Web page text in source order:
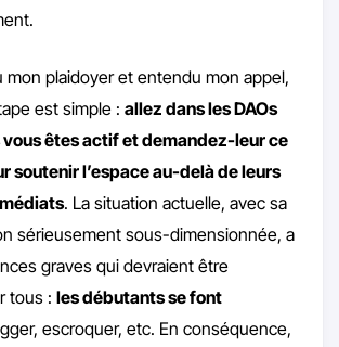
mon plaidoyer et entendu mon appel,
est simple : allez dans les DAOs
êtes actif et demandez-leur ce
soutenir l’espace au-delà de leurs
. La situation actuelle, avec sa
sérieusement sous-dimensionnée, a
graves qui devraient être
tous : les débutants se font
escroquer, etc. En conséquence,